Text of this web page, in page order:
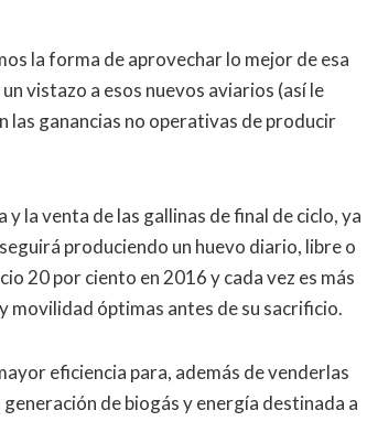
la forma de aprovechar lo mejor de esa
vistazo a esos nuevos aviarios (así le
las ganancias no operativas de producir
la venta de las gallinas de final de ciclo, ya
produciendo un huevo diario, libre o
20 por ciento en 2016 y cada vez es más
movilidad óptimas antes de su sacrificio.
eficiencia para, además de venderlas
de biogás y energía destinada a